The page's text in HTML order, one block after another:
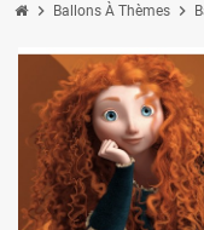
chevron_right Ballons À Thèmes chevron_right